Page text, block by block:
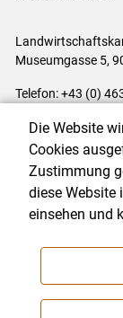
Museumgasse 5,
Telefon: +43 (0)
Impressum|
Cookie-
NEWSLETTER
Die Website
Cookies
Zustimmung
diese Website
einsehen und